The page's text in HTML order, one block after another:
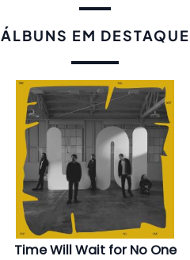
ÁLBUNS EM DESTAQUE
Time Will Wait for No One